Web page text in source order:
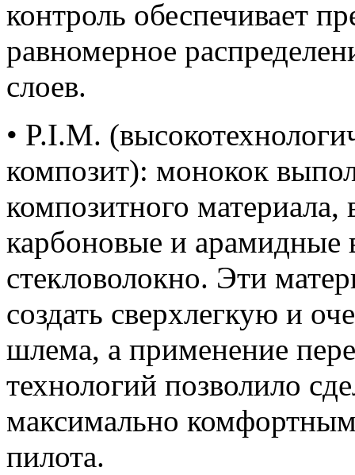
контроль обеспечивает
равномерное
слоев.
• P.I.M.
композит): монокок
композитного
карбоновые и арамидные
стекловолокно. Эти
создать сверхлегкую и
шлема, а применение
технологий позволило
максимально
пилота.